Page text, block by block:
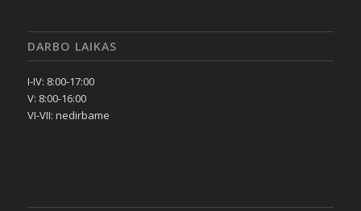
DARBO LAIKAS
I-IV: 8:00-17:00
V: 8:00-16:00
VI-VII: nedirbame